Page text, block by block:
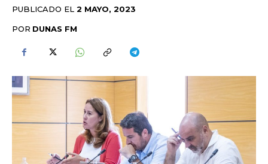
PUBLICADO EL 2 MAYO, 2023
POR DUNAS FM